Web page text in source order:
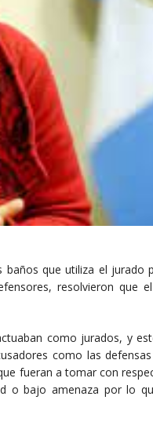
que utiliza el jurado
resolvieron que
como jurados, y
como las
fueran a tomar con
o bajo amenaza por lo